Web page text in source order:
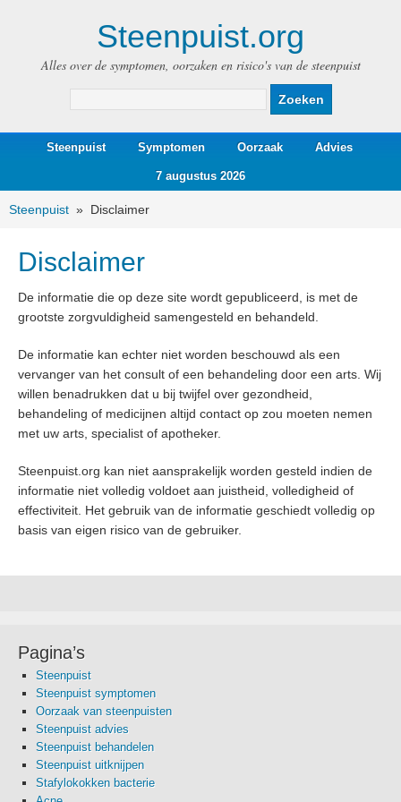
Steenpuist.org
Alles over de symptomen, oorzaken en risico's van de steenpuist
Steenpuist Symptomen Oorzaak Advies
7 augustus 2026
Steenpuist » Disclaimer
Disclaimer
De informatie die op deze site wordt gepubliceerd, is met de
grootste zorgvuldigheid samengesteld en behandeld.
De informatie kan echter niet worden beschouwd als een
vervanger van het consult of een behandeling door een arts. Wij
willen benadrukken dat u bij twijfel over gezondheid,
behandeling of medicijnen altijd contact op zou moeten nemen
met uw arts, specialist of apotheker.
Steenpuist.org kan niet aansprakelijk worden gesteld indien de
informatie niet volledig voldoet aan juistheid, volledigheid of
effectiviteit. Het gebruik van de informatie geschiedt volledig op
basis van eigen risico van de gebruiker.
Pagina’s
Steenpuist
Steenpuist symptomen
Oorzaak van steenpuisten
Steenpuist advies
Steenpuist behandelen
Steenpuist uitknijpen
Stafylokokken bacterie